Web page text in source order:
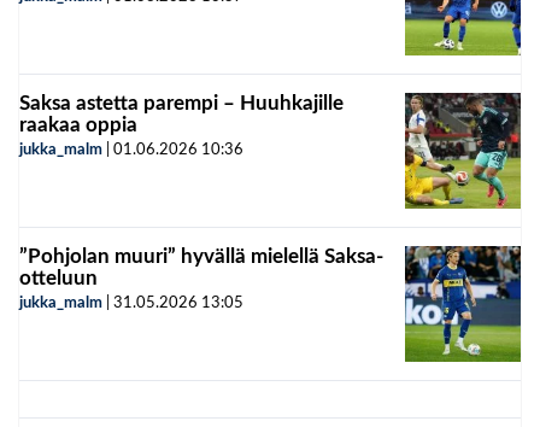
Saksa astetta parempi – Huuhkajille
raakaa oppia
jukka_malm 01.06.2026 10:36
”Pohjolan muuri” hyvällä mielellä Saksa-
otteluun
jukka_malm 31.05.2026 13:05